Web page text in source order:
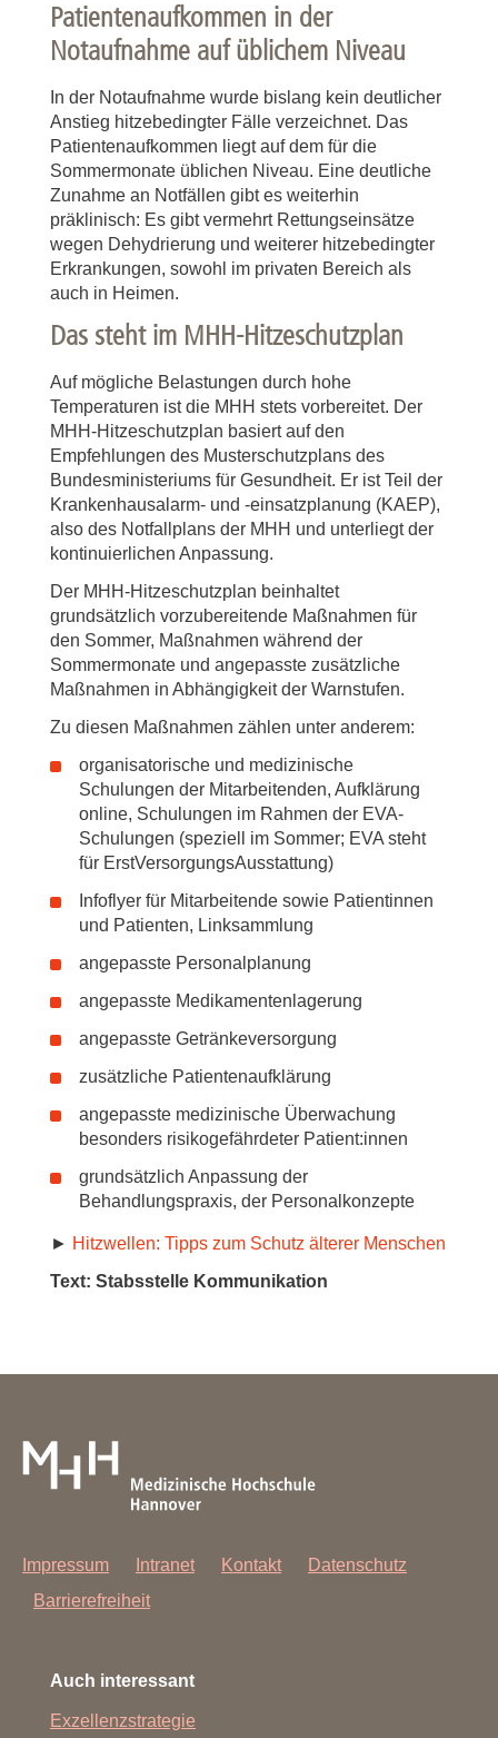
Patientenaufkommen in der
Notaufnahme auf üblichem Niveau
In der Notaufnahme wurde bislang kein deutlicher
Anstieg hitzebedingter Fälle verzeichnet. Das
Patientenaufkommen liegt auf dem für die
Sommermonate üblichen Niveau. Eine deutliche
Zunahme an Notfällen gibt es weiterhin
präklinisch: Es gibt vermehrt Rettungseinsätze
wegen Dehydrierung und weiterer hitzebedingter
Erkrankungen, sowohl im privaten Bereich als
auch in Heimen.
Das steht im MHH-Hitzeschutzplan
Auf mögliche Belastungen durch hohe
Temperaturen ist die MHH stets vorbereitet. Der
MHH-Hitzeschutzplan basiert auf den
Empfehlungen des Musterschutzplans des
Bundesministeriums für Gesundheit. Er ist Teil der
Krankenhausalarm- und -einsatzplanung (KAEP),
also des Notfallplans der MHH und unterliegt der
kontinuierlichen Anpassung.
Der MHH-Hitzeschutzplan beinhaltet
grundsätzlich vorzubereitende Maßnahmen für
den Sommer, Maßnahmen während der
Sommermonate und angepasste zusätzliche
Maßnahmen in Abhängigkeit der Warnstufen.
Zu diesen Maßnahmen zählen unter anderem:
organisatorische und medizinische
Schulungen der Mitarbeitenden, Aufklärung
online, Schulungen im Rahmen der EVA-
Schulungen (speziell im Sommer; EVA steht
für ErstVersorgungsAusstattung)
Infoflyer für Mitarbeitende sowie Patientinnen
und Patienten, Linksammlung
angepasste Personalplanung
angepasste Medikamentenlagerung
angepasste Getränkeversorgung
zusätzliche Patientenaufklärung
angepasste medizinische Überwachung
besonders risikogefährdeter Patient:innen
grundsätzlich Anpassung der
Behandlungspraxis, der Personalkonzepte
► Hitzwellen: Tipps zum Schutz älterer Menschen
Text: Stabsstelle Kommunikation
Impressum Intranet Kontakt
Datenschutz
Barrierefreiheit
Auch interessant
Exzellenzstrategie